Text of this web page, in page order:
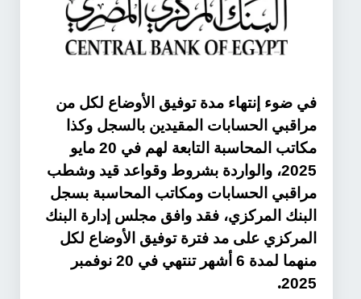
في ضوء إنتهاء مدة توفيق الأوضاع لكل من
مراقبي الحسابات المقيدين بالسجل وكذا
مكاتب المحاسبة التابعة لهم في 20 مايو
2025، والواردة بشروط وقواعد قيد وشطب
مراقبي الحسابات ومكاتب المحاسبة بسجل
البنك المركزي، فقد وافق مجلس إدارة البنك
المركزي على مد فترة توفيق الأوضاع لكل
منهما لمدة 6 أشهر تنتهي في 20 نوفمبر
2025
.